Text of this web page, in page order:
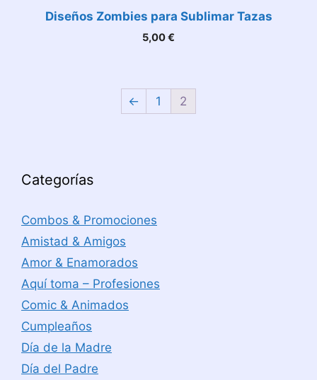
Diseños Zombies para Sublimar Tazas
5,00€
← 1 2
Categorías
Combos & Promociones
Amistad & Amigos
Amor & Enamorados
Aquí toma – Profesiones
Comic & Animados
Cumpleaños
Día de la Madre
Día del Padre